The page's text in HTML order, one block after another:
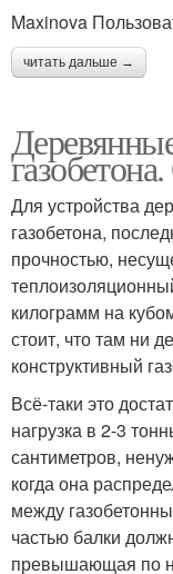
Maxinova
читать дальше →
Для устройства
газобетона,
прочностью,
килограмм на
стоит, что там ни
конструктивный
Всё-таки это
нагрузка в 2-3
сантиметров,
когда она
между
частью балки
превышающая по